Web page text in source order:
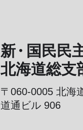
新・ 国民民
北海道総支
〒060-0005 北海
道通ビル 906